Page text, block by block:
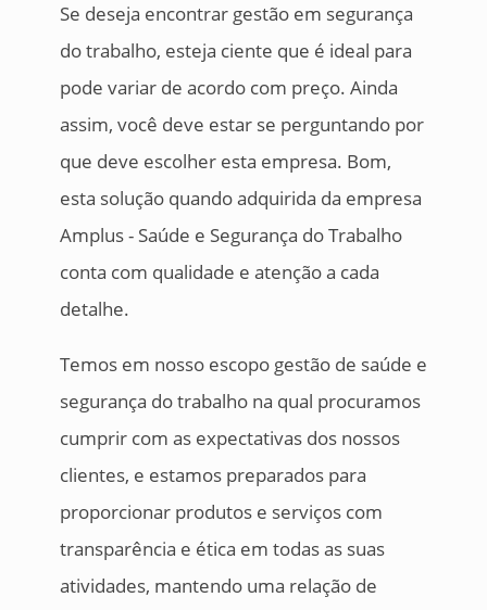
Se deseja encontrar gestão em segurança
do trabalho, esteja ciente que é ideal para
pode variar de acordo com preço. Ainda
assim, você deve estar se perguntando por
que deve escolher esta empresa. Bom,
esta solução quando adquirida da empresa
Amplus - Saúde e Segurança do Trabalho
conta com qualidade e atenção a cada
detalhe.
Temos em nosso escopo gestão de saúde e
segurança do trabalho na qual procuramos
cumprir com as expectativas dos nossos
clientes, e estamos preparados para
proporcionar produtos e serviços com
transparência e ética em todas as suas
atividades, mantendo uma relação de